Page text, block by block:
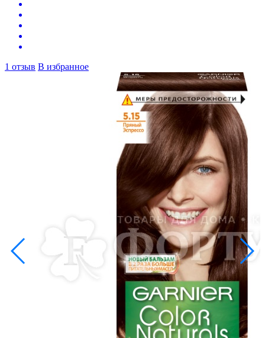
1 отзыв В избранное